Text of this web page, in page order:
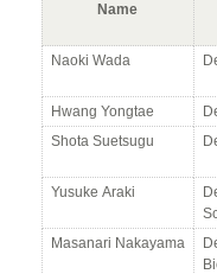
Name
Naoki Wada
Hwang Yongtae
Shota Suetsugu
Yusuke Araki
Masanari Nakayama